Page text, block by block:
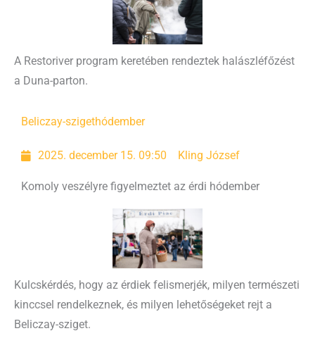
A Restoriver program keretében rendeztek halászléfőzést
a Duna-parton.
Beliczay-szigethódember
2025. december 15. 09:50 Kling József
Komoly veszélyre figyelmeztet az érdi hódember
Kulcskérdés, hogy az érdiek felismerjék, milyen természeti
kinccsel rendelkeznek, és milyen lehetőségeket rejt a
Beliczay-sziget.